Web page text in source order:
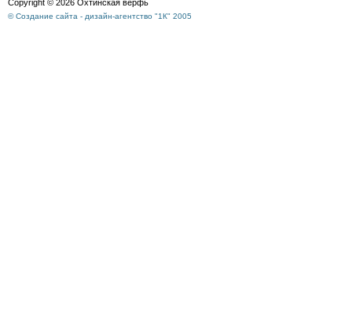
Copyright © 2026 Охтинская верфь
© Создание сайта - дизайн-агентство "1К" 2005